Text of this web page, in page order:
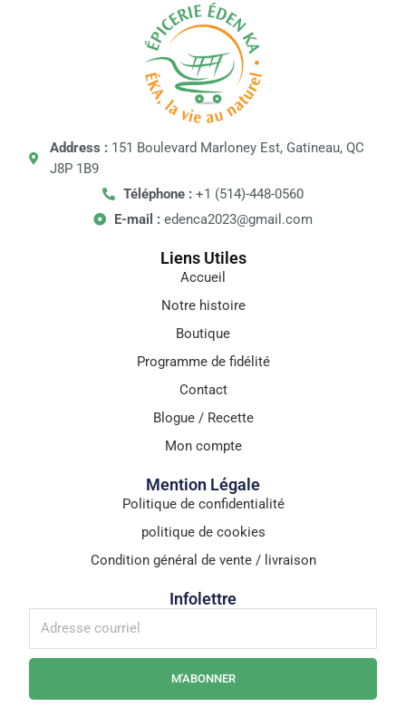
Address :151 Boulevard Marloney Est, Gatineau, QC
J8P 1B9
Téléphone :+1 (514)-448-0560
E-mail : edenca2023@gmail.com
Liens Utiles
Accueil
Notre histoire
Boutique
Programme de fidélité
Contact
Blogue / Recette
Mon compte
Mention Légale
Politique de confidentialité
politique de cookies
Condition général de vente / livraison
Infolettre
M'ABONNER